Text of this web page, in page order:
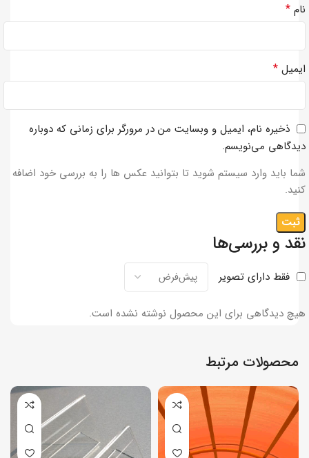
نقد و بررسی‌ها
فقط دارای تصویر
هیچ دیدگاهی برای این محصول نوشته نشده است.
نام *
ایمیل *
ذخیره نام، ایمیل و وبسایت من در مرورگر برای زمانی که دوباره
دیدگاهی می‌نویسم.
شما باید وارد سیستم شوید تا بتوانید عکس ها را به بررسی خود اضافه
کنید.
محصولات مرتبط